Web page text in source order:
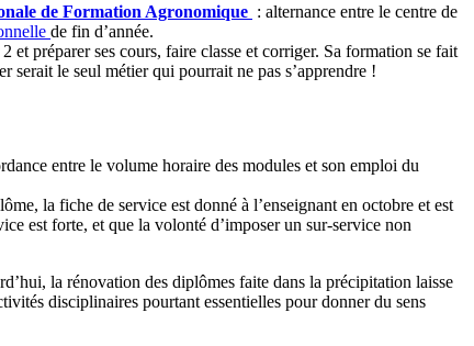
de Formation Agronomique : alternance entre le centre de
de fin d’année.
préparer ses cours, faire classe et corriger. Sa formation se fait
serait le seul métier qui pourrait ne pas s’apprendre !
entre le volume horaire des modules et son emploi du
la fiche de service est donné à l’enseignant en octobre et est
est forte, et que la volonté d’imposer un sur-service non
la rénovation des diplômes faite dans la précipitation laisse
disciplinaires pourtant essentielles pour donner du sens